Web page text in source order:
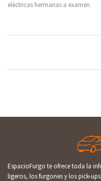
eléctricas hermanas a examen
EspacioFurgo te ofrece toda la
ligeros, los furgones y los pick-